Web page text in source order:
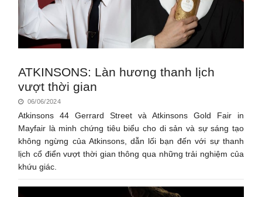
ATKINSONS: Làn hương thanh lịch
vượt thời gian
06/06/2024
Atkinsons 44 Gerrard Street và Atkinsons Gold Fair in
Mayfair là minh chứng tiêu biểu cho di sản và sự sáng tạo
không ngừng của Atkinsons, dẫn lối bạn đến với sự thanh
lịch cổ điển vượt thời gian thông qua những trải nghiệm của
khứu giác.